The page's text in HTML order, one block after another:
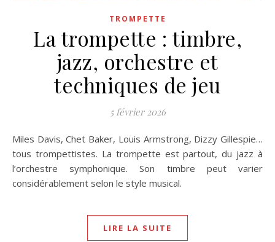
TROMPETTE
La trompette : timbre,
jazz, orchestre et
techniques de jeu
5 février 2026
Miles Davis, Chet Baker, Louis Armstrong, Dizzy Gillespie…
tous trompettistes. La trompette est partout, du jazz à
l’orchestre symphonique. Son timbre peut varier
considérablement selon le style musical.
LIRE LA SUITE